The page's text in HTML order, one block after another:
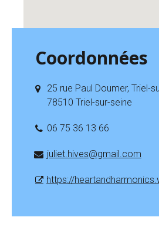
Coordonnées
25 rue Paul Doumer, Triel-
78510 Triel-sur-seine
06 75 36 13 66
juliet.hives@gmail.com
https://